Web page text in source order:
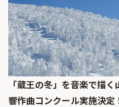
「蔵王の冬」を音楽で描く――
響作曲コンクール実施決定